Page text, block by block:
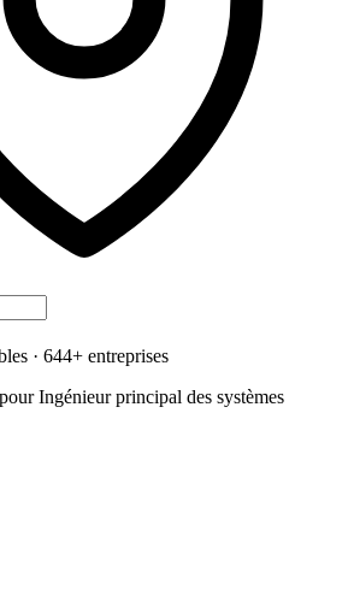
· 644+ entreprises
Ingénieur principal des systèmes